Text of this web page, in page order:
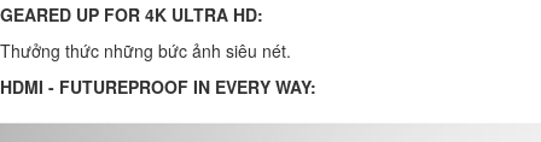
GEARED UP FOR 4K ULTRA HD:
Thưởng thức những bức ảnh siêu nét.
HDMI - FUTUREPROOF IN EVERY WAY: